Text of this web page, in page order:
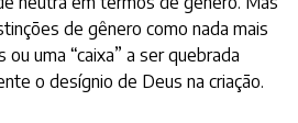
de gênero como nada mais
uma “caixa” a ser quebrada
o desígnio de Deus na criação.